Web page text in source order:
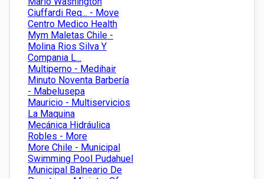
Ciuffardi Req... - Move
Centro Medico Health
Mym Maletas Chile -
Molina Rios Silva Y
Compania L...
Multiperno - Medihair
Minuto Noventa Barbería
- Mabelusepa
Mauricio - Multiservicios
La Maquina
Mecánica Hidráulica
Robles - More
More Chile - Municipal
Swimming Pool Pudahuel
Municipal Balneario De